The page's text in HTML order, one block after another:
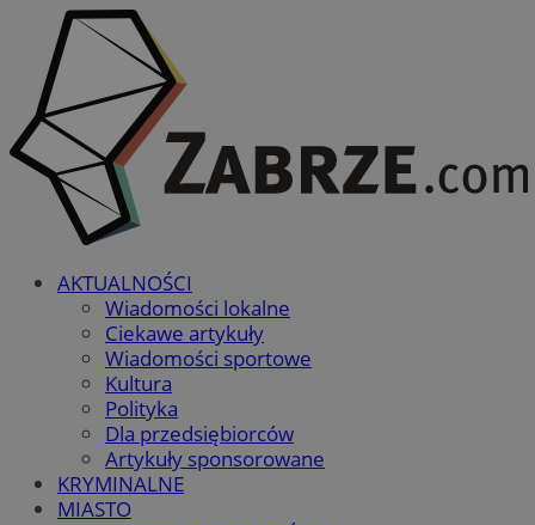
AKTUALNOŚCI
Wiadomości lokalne
Ciekawe artykuły
Wiadomości sportowe
Kultura
Polityka
Dla przedsiębiorców
Artykuły sponsorowane
KRYMINALNE
MIASTO